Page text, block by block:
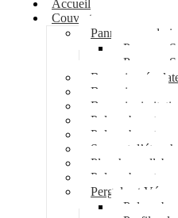
Accueil
Couverture
Panneau
Panneau
Panneau
Bac acier
Bac acier sec
Bac acier
Polycarbonate
Polycarbonate
Support
Plancher
Polycarbonate
Pergola et